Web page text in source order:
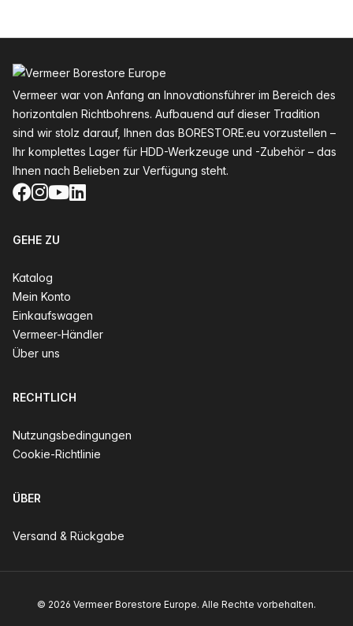
Vermeer war von Anfang an Innovationsführer im Bereich des
horizontalen Richtbohrens. Aufbauend auf dieser Tradition
sind wir stolz darauf, Ihnen das BORESTORE.eu vorzustellen –
Ihr komplettes Lager für HDD-Werkzeuge und -Zubehör – das
Ihnen nach Belieben zur Verfügung steht.
Facebook
Instagram
YouTube
LinkedIn
GEHE ZU
Katalog
Mein Konto
Einkaufswagen
Vermeer-Händler
Über uns
RECHTLICH
Nutzungsbedingungen
Cookie-Richtlinie
ÜBER
Versand & Rückgabe
© 2026 Vermeer Borestore Europe. Alle Rechte vorbehalten.